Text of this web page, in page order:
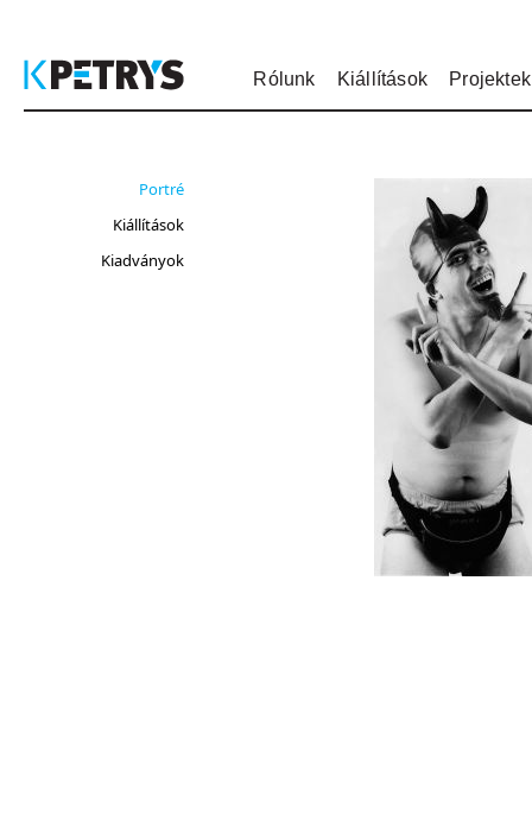
Rólunk Kiállítások Projektek
Portré
Kiállítások
Kiadványok